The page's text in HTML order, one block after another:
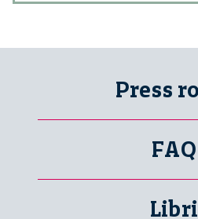
Press
FAQ
Libri